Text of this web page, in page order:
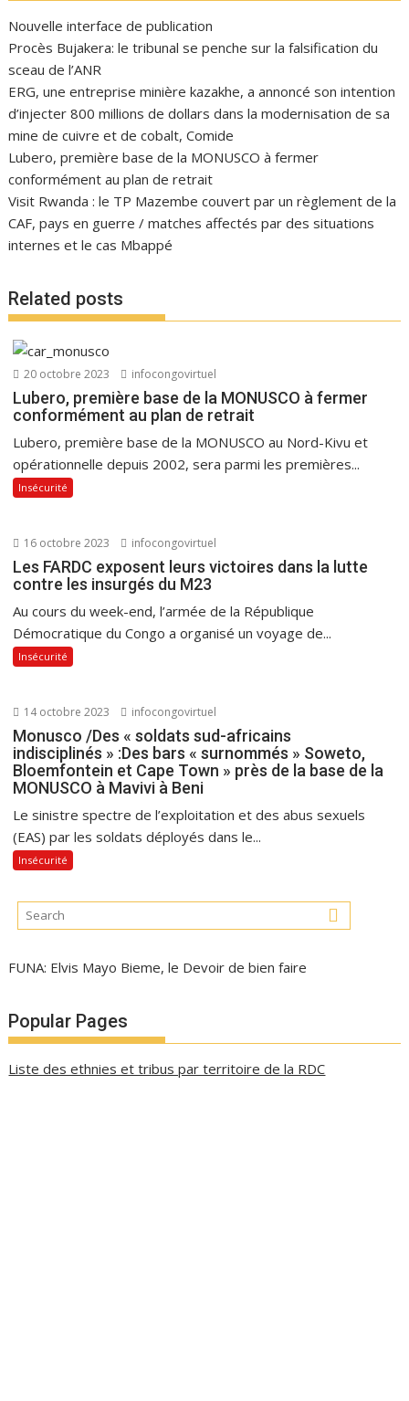
Nouvelle interface de publication
Procès Bujakera: le tribunal se penche sur la falsification du
sceau de l’ANR
ERG, une entreprise minière kazakhe, a annoncé son intention
d’injecter 800 millions de dollars dans la modernisation de sa
mine de cuivre et de cobalt, Comide
Lubero, première base de la MONUSCO à fermer
conformément au plan de retrait
Visit Rwanda : le TP Mazembe couvert par un règlement de la
CAF, pays en guerre / matches affectés par des situations
internes et le cas Mbappé
Related posts
20 octobre 2023 infocongovirtuel
Lubero, première base de la MONUSCO à fermer
conformément au plan de retrait
Lubero, première base de la MONUSCO au Nord-Kivu et
opérationnelle depuis 2002, sera parmi les premières...
Insécurité
16 octobre 2023 infocongovirtuel
Les FARDC exposent leurs victoires dans la lutte
contre les insurgés du M23
Au cours du week-end, l’armée de la République
Démocratique du Congo a organisé un voyage de...
Insécurité
14 octobre 2023 infocongovirtuel
Monusco /Des « soldats sud-africains
indisciplinés » :Des bars « surnommés » Soweto,
Bloemfontein et Cape Town » près de la base de la
MONUSCO à Mavivi à Beni
Le sinistre spectre de l’exploitation et des abus sexuels
(EAS) par les soldats déployés dans le...
Insécurité
FUNA: Elvis Mayo Bieme, le Devoir de bien faire
Popular Pages
Liste des ethnies et tribus par territoire de la RDC